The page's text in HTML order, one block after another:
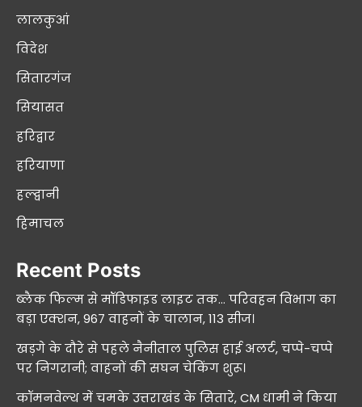
लालकुआं
विदेश
सितारगंज
सियासत
हरिद्वार
हरियाणा
हल्द्वानी
हिमाचल
Recent Posts
ब्लैक फिल्म से मॉडिफाइड लाइट तक… परिवहन विभाग का
बड़ा एक्शन, 967 वाहनों के चालान, 113 सीज।
खड़गे के दौरे से पहले नैनीताल पुलिस हाई अलर्ट, चप्पे-चप्पे
पर निगरानी; वाहनों की सघन चेकिंग शुरू।
कॉमनवेल्थ में चमके उत्तराखंड के सितारे, CM धामी ने किया